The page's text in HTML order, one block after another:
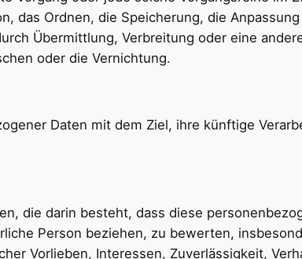
das Ordnen, die Speicherung, die
Übermittlung, Verbreitung oder eine
oder die Vernichtung.
Daten mit dem Ziel, ihre künftige
die darin besteht, dass diese
Person beziehen, zu bewerten,
Vorlieben, Interessen, Zuverlässigkeit,